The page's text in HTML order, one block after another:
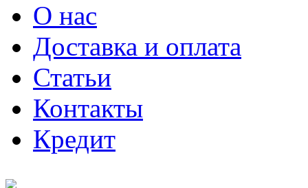
О нас
Доставка и оплата
Статьи
Контакты
Кредит